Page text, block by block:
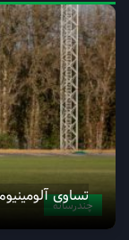
چندرسانه
تساوی